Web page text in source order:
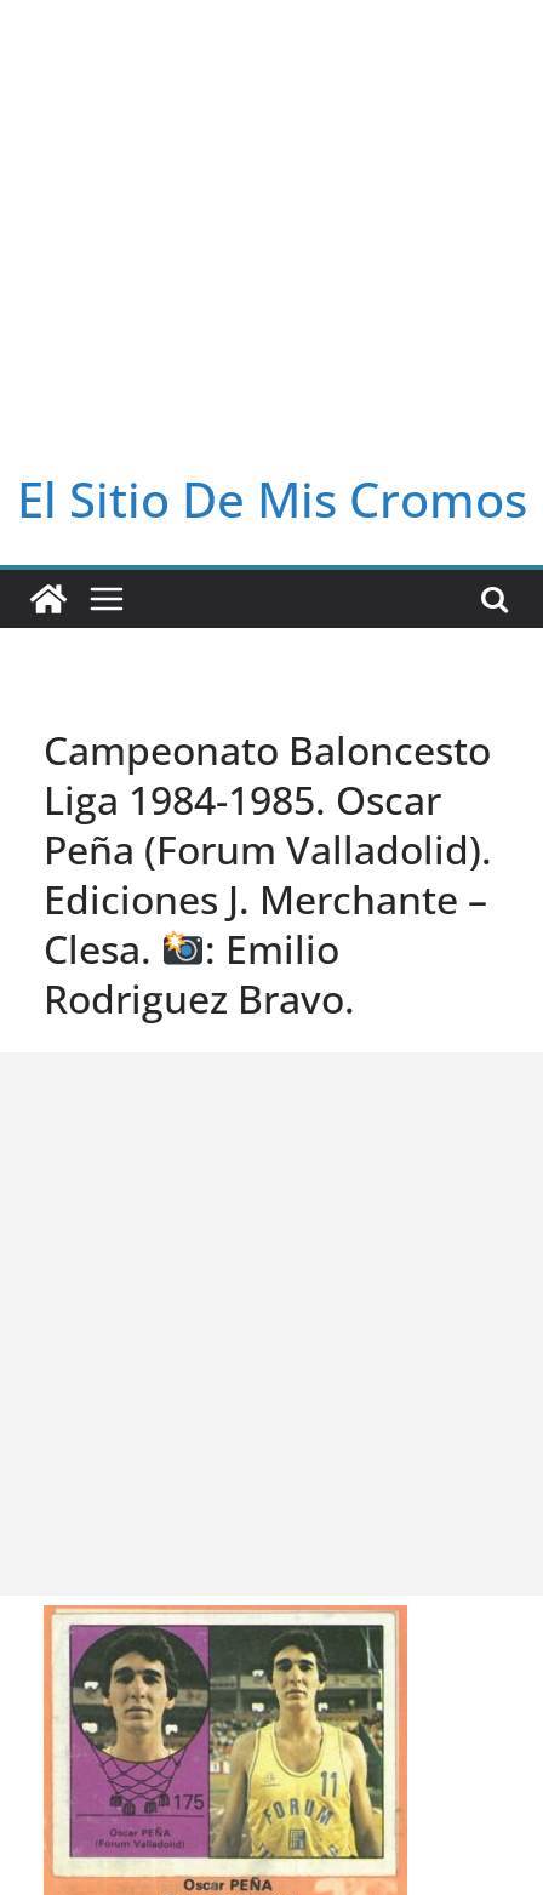
El Sitio De Mis Cromos
Campeonato Baloncesto
Liga 1984-1985. Oscar
Peña (Forum Valladolid).
Ediciones J. Merchante –
Clesa.
: Emilio
Rodriguez Bravo.